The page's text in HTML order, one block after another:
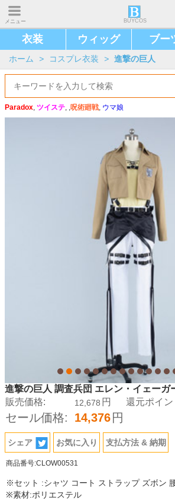
メニュー BUYCOS
衣装 ウィッグ ブー
ホーム > コスプレ衣装 > 進撃の巨人
Paradox, ツイステ, ,呪術廻戦, ウマ娘
進撃の巨人 調査兵団 エレン・イェーガ
販売価格:
12,678 円 還元ポイン
セール価格: 14,376 円
シェア お気に入り 支払方法 & 納期
商品番号:CLOW00531
※セット :シャツ コート ストラップ ズボン
※素材:ポリエステル